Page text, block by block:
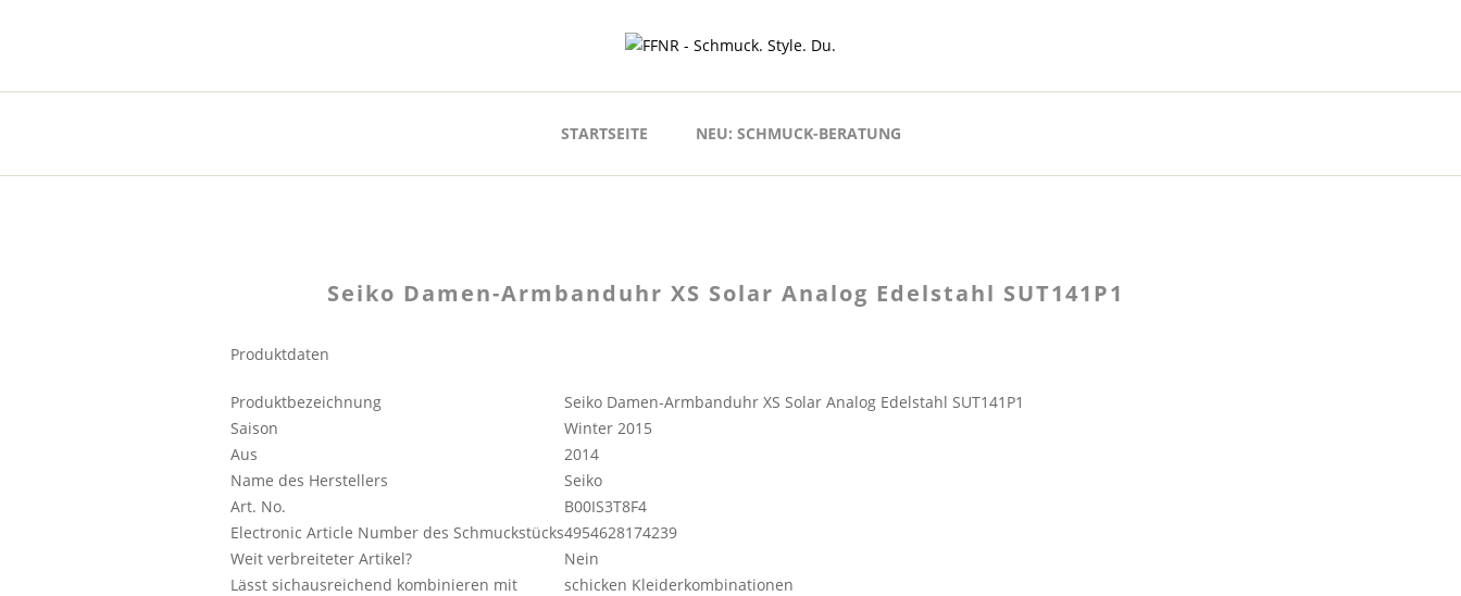
STARTSEITE NEU: SCHMUCK-BERATUNG
Seiko Damen-Armbanduhr XS Solar Analog Edelstahl SUT141P1
Produktdaten
Produktbezeichnung
Seiko Damen-Armbanduhr XS Solar Analog Edelstahl SUT141P1
Saison
Winter 2015
Aus
2014
Name des Herstellers
Seiko
Art. No.
B00IS3T8F4
Electronic Article Number des Schmuckstücks4954628174239
Weit verbreiteter Artikel?
Nein
Lässt sichausreichend kombinieren mit
schicken Kleiderkombinationen